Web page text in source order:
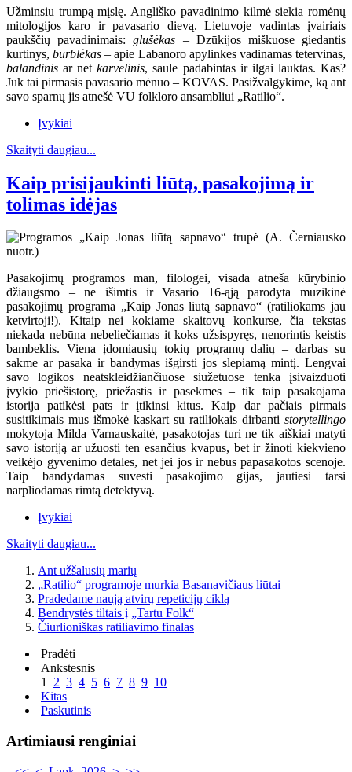
Užminsiu trumpą mįslę. Angliško pavadinimo kilmė siekia romėnų
mitologijos karo ir pavasario dievą. Lietuvoje vadintas įvairiais
paukščių pavadinimais:glušėkas – Dzūkijos miškuose giedantis
kurtinys,burblėkas– apie Labanoro apylinkes vadinamas tetervinas,
balandinisar netkarvelinis, saule padabintas ir ilgai lauktas. Kas?
Juk tai pirmasis pavasario mėnuo – KOVAS. Pasižvalgykime, ką ant
savo sparnų jis atnešė VU folkloro ansambliui „Ratilio“.
Įvykiai
Skaityti daugiau...
Kaip prisijaukinti liūtą, pasakojimą ir
tolimas idėjas
Pasakojimų programos man, filologei, visada atneša kūrybinio
džiaugsmo – ne išimtis ir Vasario 16-ąją parodyta muzikinė
pasakojimų programa „Kaip Jonas liūtą sapnavo“ (ratiliokams jau
ketvirtoji!). Kitaip nei kokiame skaitovų konkurse, čia tekstas
niekada nebūna nebeliečiamas it koks užsispyręs, nenorintis keistis
bambeklis. Viena įdomiausių tokių programų dalių – darbas su
sakme ar pasaka ir bandymas išgirsti jos slepiamą mintį. Lengvai
savo logikos neatskleidžiančiuose siužetuose tenka įsivaizduoti
įvykio priešistorę, priežastis ir pasekmes – tik taip pasakojama
istorija patikėsi pats ir įtikinsi kitus. Kaip dar pačiais pirmais
susitikimais mus išmokė kaskart su ratiliokais dirbanti storytellingo
mokytoja Milda Varnauskaitė, pasakotojas turi ne tik aiškiai matyti
savo istoriją ar užuosti ten esančius kvapus, bet ir žinoti kiekvieno
veikėjo gyvenimo detales, net jei jos ir nebus papasakotos scenoje.
Taip bandydamas suvesti pasakojimo gijas, jautiesi tarsi
narpliodamas rimtą detektyvą.
Įvykiai
Skaityti daugiau...
Ant užšalusių marių
„Ratilio“ programoje murkia Basanavičiaus liūtai
Pradedame naują atvirų repeticijų ciklą
Bendrystės tiltais į „Tartu Folk“
Čiurlioniškas ratiliavimo finalas
Pradėti
Ankstesnis
1 2 3 4 5 6 7 8 9 10
Kitas
Paskutinis
Artimiausi renginiai